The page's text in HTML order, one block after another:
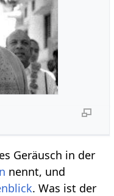
Geräusch in der
nennt, und
. Was ist der